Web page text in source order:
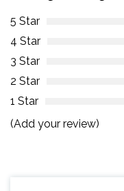
5 Star
4 Star
3 Star
2 Star
1 Star
(Add your review)